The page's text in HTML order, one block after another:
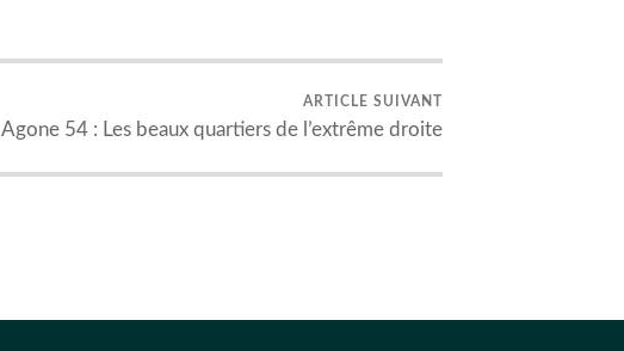
ARTICLE SUIVANT
Agone 54 : Les beaux quartiers de l’extrême droite